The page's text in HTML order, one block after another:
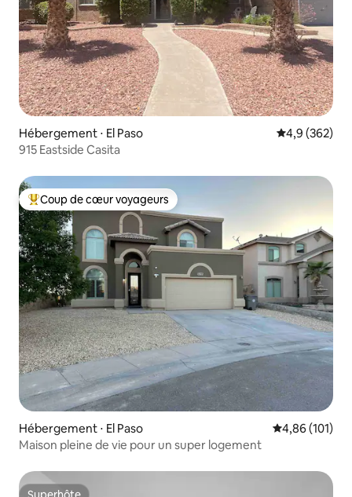
Hébergement ⋅ El Paso Évaluation
4,9 (362)
915 Eastside Casita
Coups de cœur voyageurs les plus appréciés
Coup de cœur voyageurs
Hébergement ⋅ El Paso Évaluation
4,86 (101)
Maison pleine de vie pour un super logement